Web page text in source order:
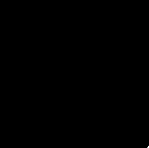
Быстро выбрал нужный размер,
работ впечатляет, цвета